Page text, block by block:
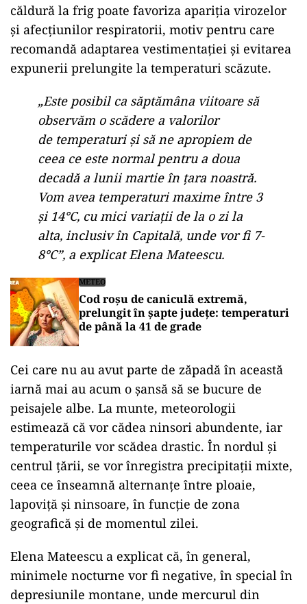
căldură la frig poate favoriza apariția virozelor
și afecțiunilor respiratorii, motiv pentru care
recomandă adaptarea vestimentației și evitarea
expunerii prelungite la temperaturi scăzute.
„Este posibil ca săptămâna viitoare să
observăm o scădere a valorilor
de temperaturi și să ne apropiem de
ceea ce este normal pentru a doua
decadă a lunii martie în țara noastră.
Vom avea temperaturi maxime între 3
și 14°C, cu mici variații de la o zi la
alta, inclusiv în Capitală, unde vor fi 7-
8°C”, a explicat Elena Mateescu.
METEO
Cod roșu de caniculă extremă,
prelungit în șapte județe: temperaturi
de până la 41 de grade
Cei care nu au avut parte de zăpadă în această
iarnă mai au acum o șansă să se bucure de
peisajele albe. La munte, meteorologii
estimează că vor cădea ninsori abundente, iar
temperaturile vor scădea drastic. În nordul și
centrul țării, se vor înregistra precipitații mixte,
ceea ce înseamnă alternanțe între ploaie,
lapoviță și ninsoare, în funcție de zona
geografică și de momentul zilei.
Elena Mateescu a explicat că, în general,
minimele nocturne vor fi negative, în special în
depresiunile montane, unde mercurul din